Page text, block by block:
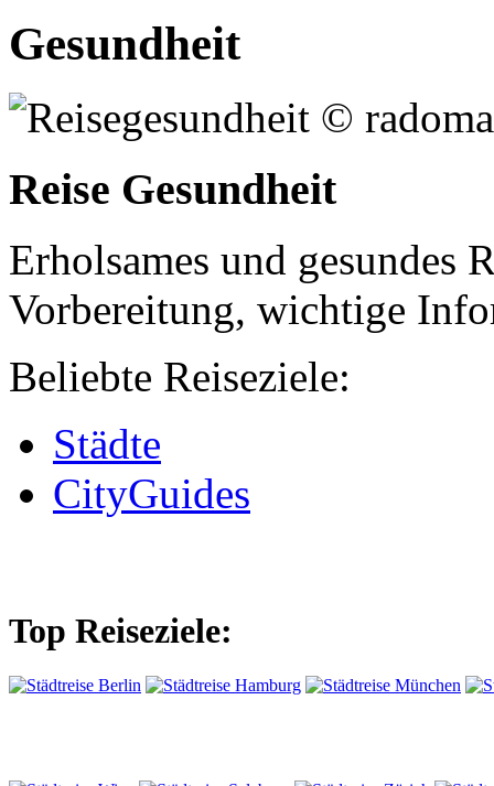
Gesundheit
Reise Gesundheit
Erholsames und gesundes
Vorbereitung, wichtige
Beliebte Reiseziele:
Städte
CityGuides
Top Reiseziele: